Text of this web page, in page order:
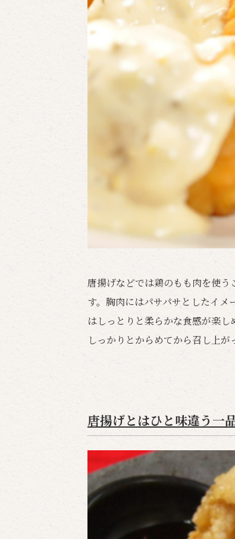
唐揚げなどでは鶏のもも肉を使
す。胸肉にはパサパサとしたイ
はしっとりと柔らかな食感が楽
しっかりとからめてから召し上が
唐揚げとはひと味違う